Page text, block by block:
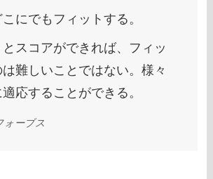
にでもフィットする。
とスコアができれば、フィッ
は難しいことではない。様々
応することができる。
ォーブス